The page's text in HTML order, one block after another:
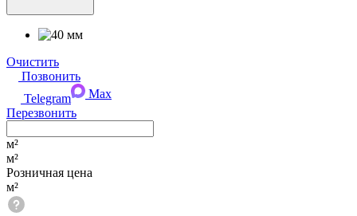
Очистить
Позвонить
Telegram
Max
Перезвонить
м²
м²
Розничная цена
м²